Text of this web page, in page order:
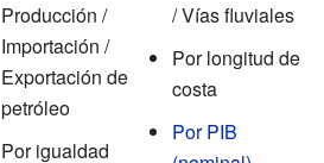
Producción /
Importación /
Exportación de
petróleo
Por igualdad
/ Vías fluviales
Por longitud de
costa
Por PIB